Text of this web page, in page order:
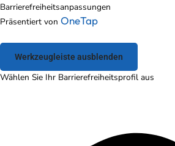
Barrierefreiheitsanpassungen
Präsentiert von OneTap
Werkzeugleiste ausblenden
Wählen Sie Ihr Barrierefreiheitsprofil aus